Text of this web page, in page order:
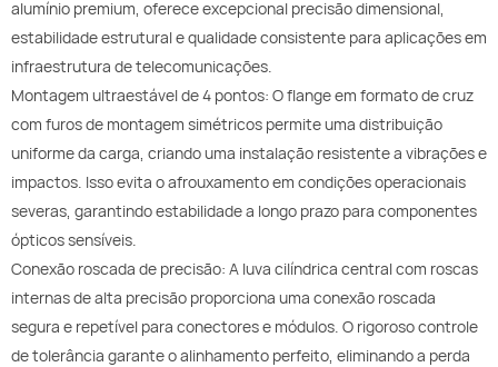
alumínio premium, oferece excepcional precisão dimensional,
estabilidade estrutural e qualidade consistente para aplicações em
infraestrutura de telecomunicações.
Montagem ultraestável de 4 pontos: O flange em formato de cruz
com furos de montagem simétricos permite uma distribuição
uniforme da carga, criando uma instalação resistente a vibrações e
impactos. Isso evita o afrouxamento em condições operacionais
severas, garantindo estabilidade a longo prazo para componentes
ópticos sensíveis.
Conexão roscada de precisão: A luva cilíndrica central com roscas
internas de alta precisão proporciona uma conexão roscada
segura e repetível para conectores e módulos. O rigoroso controle
de tolerância garante o alinhamento perfeito, eliminando a perda